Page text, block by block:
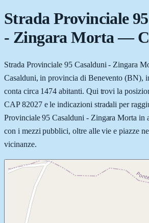
Strada Provinciale
- Zingara Morta—
Strada Provinciale 95 Casalduni - Zingara
Casalduni, in provincia di Benevento (BN),
conta circa 1474 abitanti. Qui trovi la
CAP 82027 e le indicazioni stradali per
Provinciale 95 Casalduni - Zingara Morta in
con i mezzi pubblici, oltre alle vie e piazze
vicinanze.